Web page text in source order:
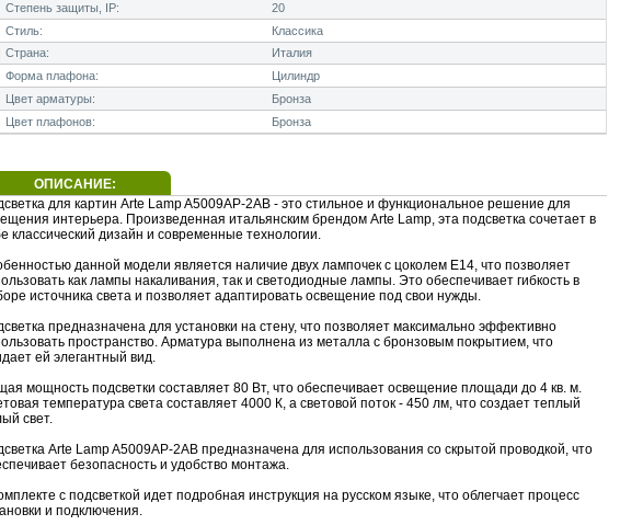
Степень защиты, IP:
20
Стиль:
Классика
Страна:
Италия
Форма плафона:
Цилиндр
Цвет арматуры:
Бронза
Цвет плафонов:
Бронза
ОПИСАНИЕ:
для картин Arte Lamp A5009AP-2AB - это стильное и функциональное решение для
интерьера. Произведенная итальянским брендом Arte Lamp, эта подсветка сочетает в
классический дизайн и современные технологии.
данной модели является наличие двух лампочек с цоколем E14, что позволяет
как лампы накаливания, так и светодиодные лампы. Это обеспечивает гибкость в
источника света и позволяет адаптировать освещение под свои нужды.
предназначена для установки на стену, что позволяет максимально эффективно
пространство. Арматура выполнена из металла с бронзовым покрытием, что
ей элегантный вид.
мощность подсветки составляет 80 Вт, что обеспечивает освещение площади до 4 кв. м.
температура света составляет 4000 К, а световой поток - 450 лм, что создает теплый
свет.
Arte Lamp A5009AP-2AB предназначена для использования со скрытой проводкой, что
безопасность и удобство монтажа.
с подсветкой идет подробная инструкция на русском языке, что облегчает процесс
и подключения.